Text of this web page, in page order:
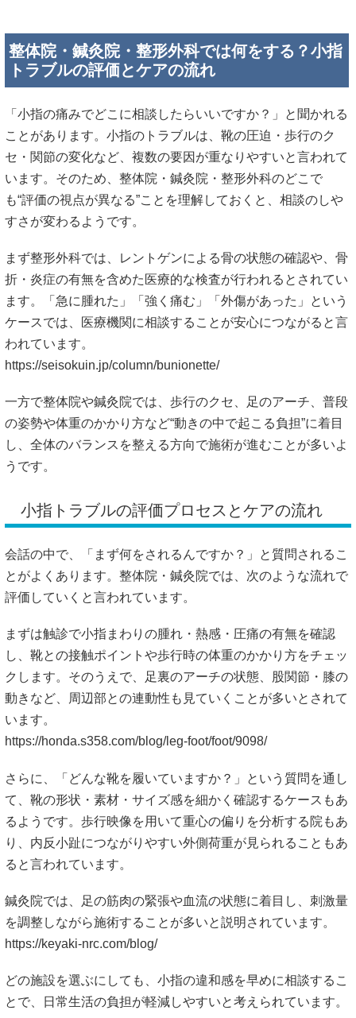
整体院・鍼灸院・整形外科では何をする？小指
トラブルの評価とケアの流れ
「小指の痛みでどこに相談したらいいですか？」と聞かれる
ことがあります。小指のトラブルは、靴の圧迫・歩行のク
セ・関節の変化など、複数の要因が重なりやすいと言われて
います。そのため、整体院・鍼灸院・整形外科のどこで
も“評価の視点が異なる”ことを理解しておくと、相談のしや
すさが変わるようです。
まず整形外科では、レントゲンによる骨の状態の確認や、骨
折・炎症の有無を含めた医療的な検査が行われるとされてい
ます。「急に腫れた」「強く痛む」「外傷があった」という
ケースでは、医療機関に相談することが安心につながると言
われています。
https://seisokuin.jp/column/bunionette/
一方で整体院や鍼灸院では、歩行のクセ、足のアーチ、普段
の姿勢や体重のかかり方など“動きの中で起こる負担”に着目
し、全体のバランスを整える方向で施術が進むことが多いよ
うです。
小指トラブルの評価プロセスとケアの流れ
会話の中で、「まず何をされるんですか？」と質問されるこ
とがよくあります。整体院・鍼灸院では、次のような流れで
評価していくと言われています。
まずは触診で小指まわりの腫れ・熱感・圧痛の有無を確認
し、靴との接触ポイントや歩行時の体重のかかり方をチェッ
クします。そのうえで、足裏のアーチの状態、股関節・膝の
動きなど、周辺部との連動性も見ていくことが多いとされて
います。
https://honda.s358.com/blog/leg-foot/foot/9098/
さらに、「どんな靴を履いていますか？」という質問を通し
て、靴の形状・素材・サイズ感を細かく確認するケースもあ
るようです。歩行映像を用いて重心の偏りを分析する院もあ
り、内反小趾につながりやすい外側荷重が見られることもあ
ると言われています。
鍼灸院では、足の筋肉の緊張や血流の状態に着目し、刺激量
を調整しながら施術することが多いと説明されています。
https://keyaki-nrc.com/blog/
どの施設を選ぶにしても、小指の違和感を早めに相談するこ
とで、日常生活の負担が軽減しやすいと考えられています。